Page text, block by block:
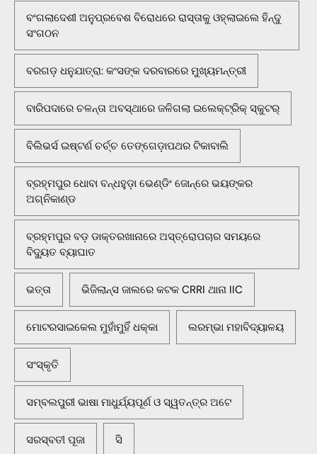
ବଂଗଲାଦେଶୀ ଅନୁପ୍ରବେଶ ବିରୋଧରେ ରାସ୍ତାକୁ ଓହ୍ଲାଇଲେ ହିନ୍ଦୁ
ସଂଗଠନ
ବରଗଡ଼ ଧନୁଯାତ୍ରା: କଂସଙ୍କ ଦରବାରରେ ମୁଖ୍ୟମନ୍ତ୍ରୀ
ବାରିପଦାରେ ଚଳନ୍ତା ଅବସ୍ଥାରେ ଜଳିଗଲା ଇଲେକ୍ଟ୍ରିକ୍ ସ୍କୁଟର୍
ବିଲିଭର୍ସ ଇଷ୍ଟର୍ଣ ଚର୍ଚ୍ଚ ତେଙ୍ଗେଡ଼ାପଥର ଟିକାବାଲି
ବ୍ରହ୍ମପୁର ଧୋବା ବନ୍ଧହୁଡ଼ା ଭେଣ୍ଡିଂ ଜୋନ୍‌ରେ ଭୟଙ୍କର
ଅଗ୍ନିକାଣ୍ଡ
ବ୍ରହ୍ମପୁର ବଡ଼ ଡାକ୍ତରଖାନାରେ ଅସ୍ତ୍ରୋପଚାର ସମୟରେ
ବିଦ୍ୟୁତ ବ୍ୟାଘାତ
ଭତ୍ତା ଭିଜିଲାନ୍ସ ଜାଲରେ କଟକ CRRI ଥାନା IIC
ମୋଟରସାଇକେଲ ମୁହାଁମୁହିଁ ଧକ୍କା ଲରମ୍ଭା ମହାବିଦ୍ୟାଳୟ
ସଂସ୍କୃତି
ସମ୍ବଲପୁରୀ ଭାଷା ମାଧୁର୍ଯ୍ୟପୂର୍ଣ ଓ ସ୍ୱତନ୍ତ୍ର ଅଟେ
ସରସ୍ବତୀ ପୂଜା ସି